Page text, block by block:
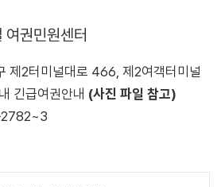
권민원센터
제2터미널대로 466, 제2여객터미널
긴급여권안내 (사진 파일 참고)